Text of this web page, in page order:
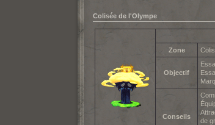
Colisée de l'Olympe
Zone
Objectif
Conseils
de